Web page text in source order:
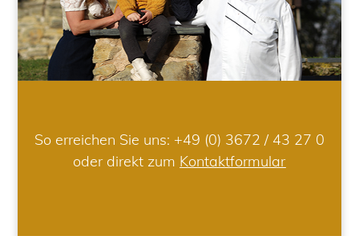
So erreichen Sie uns: +49 (0) 3672 / 43 27 0
oder direkt zum Kontaktformular